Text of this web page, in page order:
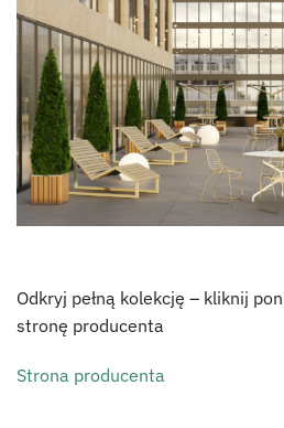
Odkryj pełną kolekcję – kliknij
stronę producenta
Strona producenta